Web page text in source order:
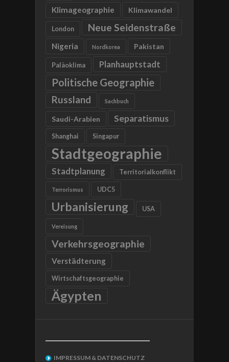
Klimageographie Klimawandel
London Neue Seidenstraße
Nigeria Nordkorea Pakistan
Paläoklima Planhauptstadt
Politische Geographie
Russland Sachbuch
Saudi-Arabien Separatismus
Shanghai Singapur
Stadtgeographie
Stadtplanung Territorialkonflikt
Terrorismus UDC5
Urbanisierung USA
Vereisung
Verkehrsgeographie
Verstädterung
Wirtschaftsgeographie
Ägypten
IMPRESSUM & DATENSCHUTZ